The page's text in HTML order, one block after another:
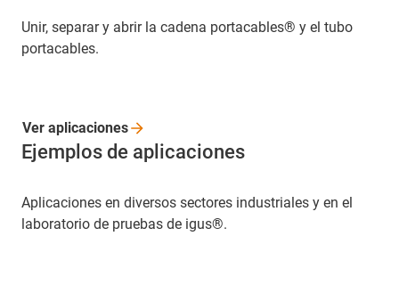
Unir, separar y abrir la cadena portacables® y el tubo
portacables.
Ejemplos de aplicaciones
Aplicaciones en diversos sectores industriales y en el
laboratorio de pruebas de igus®.
Ver aplicaciones